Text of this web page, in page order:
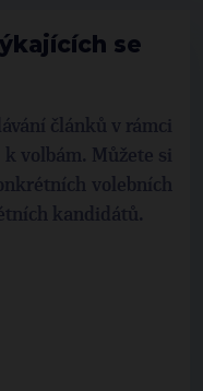
se
článků v rámci
volbám. Můžete si
volebních
kandidátů.